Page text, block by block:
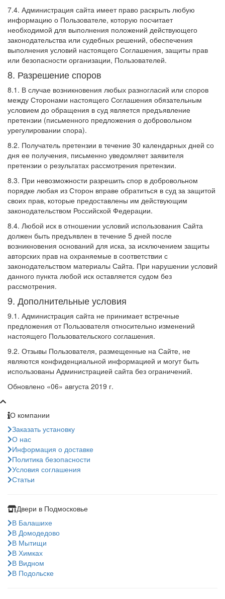
7.4. Администрация сайта имеет право раскрыть любую
информацию о Пользователе, которую посчитает
необходимой для выполнения положений действующего
законодательства или судебных решений, обеспечения
выполнения условий настоящего Соглашения, защиты прав
или безопасности организации, Пользователей.
8. Разрешение споров
8.1. В случае возникновения любых разногласий или споров
между Сторонами настоящего Соглашения обязательным
условием до обращения в суд является предъявление
претензии (письменного предложения о добровольном
урегулировании спора).
8.2. Получатель претензии в течение 30 календарных дней со
дня ее получения, письменно уведомляет заявителя
претензии о результатах рассмотрения претензии.
8.3. При невозможности разрешить спор в добровольном
порядке любая из Сторон вправе обратиться в суд за защитой
своих прав, которые предоставлены им действующим
законодательством Российской Федерации.
8.4. Любой иск в отношении условий использования Сайта
должен быть предъявлен в течение 5 дней после
возникновения оснований для иска, за исключением защиты
авторских прав на охраняемые в соответствии с
законодательством материалы Сайта. При нарушении условий
данного пункта любой иск оставляется судом без
рассмотрения.
9. Дополнительные условия
9.1. Администрация сайта не принимает встречные
предложения от Пользователя относительно изменений
настоящего Пользовательского соглашения.
9.2. Отзывы Пользователя, размещенные на Сайте, не
являются конфиденциальной информацией и могут быть
использованы Администрацией сайта без ограничений.
Обновлено «06» августа 2019 г.
О компании
Заказать установку
О нас
Информация о доставке
Политика безопасности
Условия соглашения
Статьи
Двери в Подмосковье
В Балашихе
В Домодедово
В Мытищи
В Химках
В Видном
В Подольске